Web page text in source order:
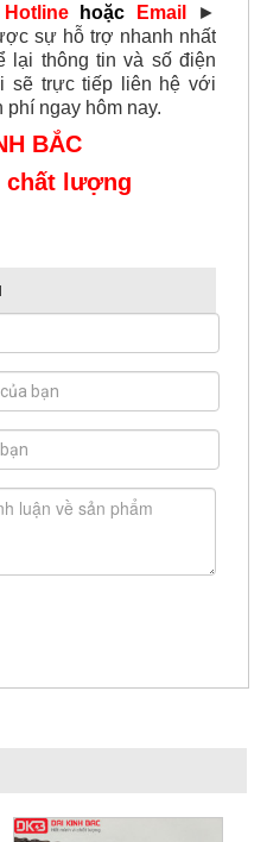
Hotline hoặc Email
►
sự hỗ trợ nhanh nhất
lại thông tin và số điện
sẽ trực tiếp liên hệ với
phí ngay hôm nay.
BẮC
chất lượng